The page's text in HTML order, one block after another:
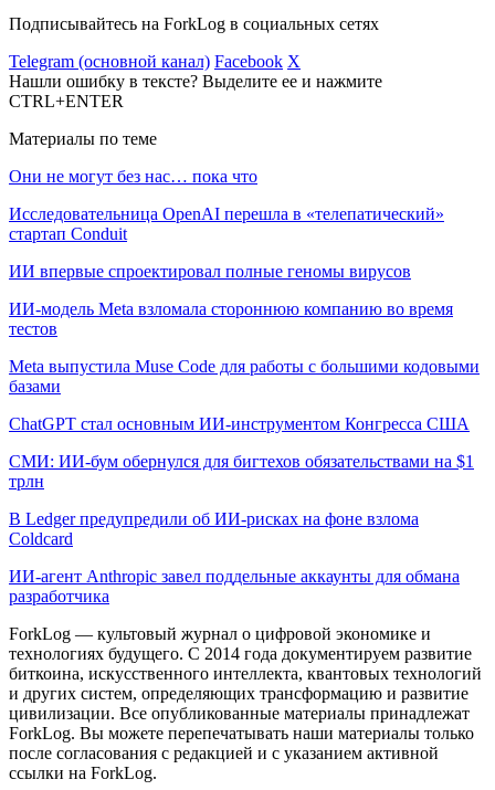
Подписывайтесь на ForkLog в социальных сетях
Telegram (основной канал) Facebook X
Нашли ошибку в тексте? Выделите ее и нажмите
CTRL+ENTER
Материалы по теме
Они не могут без нас… пока что
Исследовательница OpenAI перешла в «телепатический»
стартап Conduit
ИИ впервые спроектировал полные геномы вирусов
ИИ-модель Meta взломала стороннюю компанию во время
тестов
Meta выпустила Muse Code для работы с большими кодовыми
базами
ChatGPT стал основным ИИ-инструментом Конгресса США
СМИ: ИИ-бум обернулся для бигтехов обязательствами на $1
трлн
В Ledger предупредили об ИИ-рисках на фоне взлома
Coldcard
ИИ-агент Anthropic завел поддельные аккаунты для обмана
разработчика
ForkLog — культовый журнал о цифровой экономике и
технологиях будущего. С 2014 года документируем развитие
биткоина, искусственного интеллекта, квантовых технологий
и других систем, определяющих трансформацию и развитие
цивилизации. Все опубликованные материалы принадлежат
ForkLog. Вы можете перепечатывать наши материалы только
после согласования с редакцией и с указанием активной
ссылки на ForkLog.